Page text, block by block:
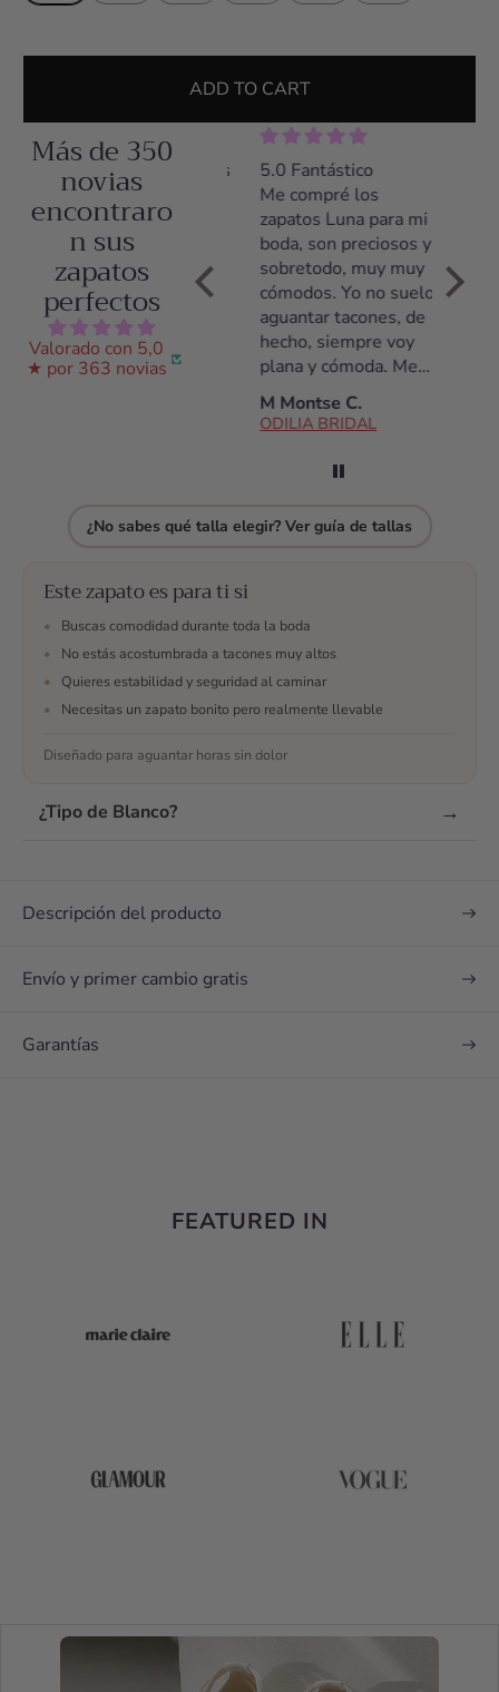
ADD TO CART
Más de 350
novias
encontraro
n sus
zapatos
perfectos
Valorado con 5,0
★ por 363 novias
5.0 Zapatos preciosos
y comodísimos
Llevé los zapatos el
día entero y estuve
cómoda desde el
primer momento
hasta el último. Los
había llevado
solamente durante
5.0 Fantástico
Me compré los
zapatos Luna para mi
boda, son preciosos y
sobretodo, muy muy
cómodos. Yo no suelo
aguantar tacones, de
hecho, siempre voy
plana y cómoda. Me
daba miedo no
aguantarlos pero son
aguanté todo el día!
estuve hablando con
ellos por whatsap,
dudas, me ayudaron
escojer y finalmente
me decidí. No me
arrepiento y son los
mejores zapatos que
boda 🥰 maravillosos
M Montse C.
ODILIA BRIDAL
poco
¿No sabes qué talla elegir? Ver guía de tallas
Este zapato es para ti si
•
Buscas comodidad durante toda la boda
•
No estás acostumbrada a tacones muy altos
•
Quieres estabilidad y seguridad al caminar
•
Necesitas un zapato bonito pero realmente llevable
Diseñado para aguantar horas sin dolor
¿Tipo de Blanco? →
Descripción del producto
Envío y primer cambio gratis
Garantías
FEATURED IN